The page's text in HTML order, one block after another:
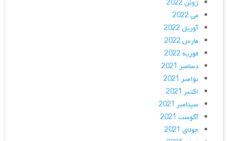
ژوئن 2022
می 2022
آوریل 2022
مارس 2022
فوریه 2022
دسامبر 2021
نوامبر 2021
اکتبر 2021
سپتامبر 2021
آگوست 2021
جولای 2021